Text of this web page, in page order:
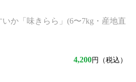
か「味きらら」(6〜7kg・産地直
4,200円（税込）